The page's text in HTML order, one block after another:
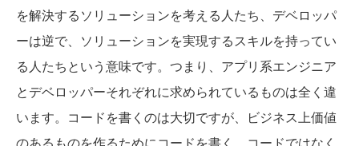
を解決するソリューションを考える人たち、デベロッパ
ーは逆で、ソリューションを実現するスキルを持ってい
る人たちという意味です。つまり、アプリ系エンジニア
とデベロッパーそれぞれに求められているものは全く違
います。コードを書くのは大切ですが、ビジネス上価値